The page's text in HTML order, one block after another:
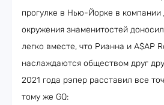
прогулке в Нью-Йорке в компании
окружения знаменитостей
легко вместе, что Рианна и A$AP
наслаждаются обществом друг
2021 года рэпер расставил все
тому же GQ: